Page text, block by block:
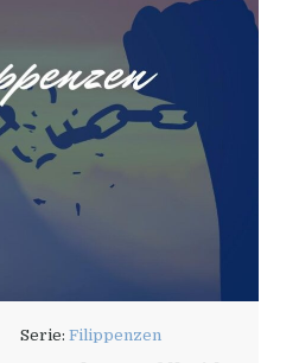
Serie:Filippenzen